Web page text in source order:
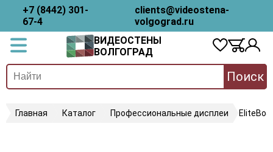
+7 (8442) 301-
67-4
clients@videostena-
volgograd.ru
ВИДЕОСТЕНЫ
ВОЛГОГРАД
Поиск
Главная Каталог Профессиональные дисплеи